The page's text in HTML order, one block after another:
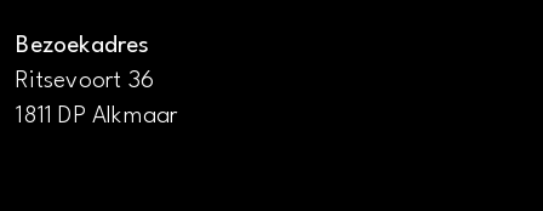
Bezoekadres
Ritsevoort 36
1811 DP Alkmaar